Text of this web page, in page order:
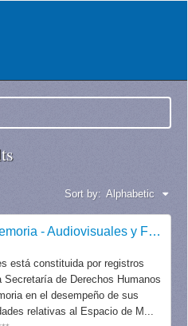
Sort by: Alphabetic
Archivo Nacional de la Memoria - Audiovisuales y Fotografías
está constituida por registros
de Derechos Humanos
en el desempeño de sus
relativas al Espacio de M...